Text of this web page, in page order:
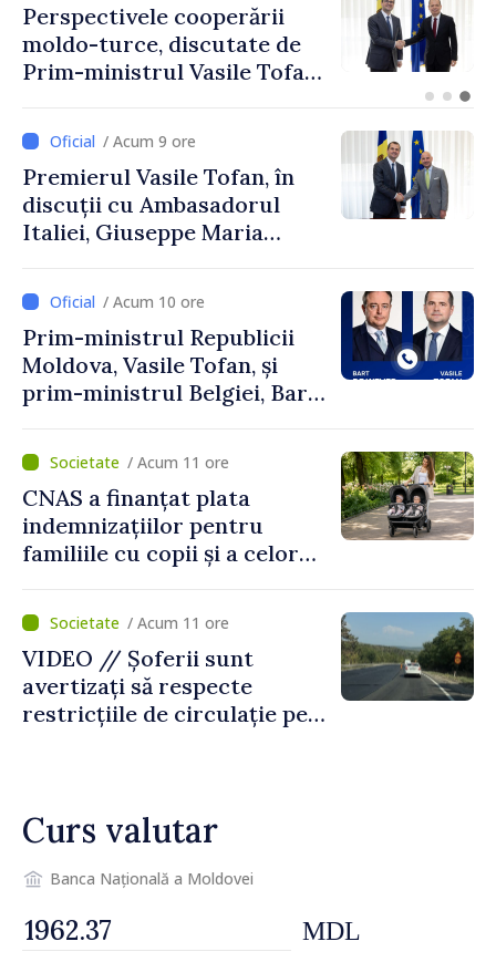
Forumul Diasporei //
Republica Moldova,
promovată în Elveția prin
/ Acum 9 ore
Premierul Vasile Tofan, în
discuții cu Ambasadorul
Italiei, Giuseppe Maria
/ Acum 10 ore
Prim-ministrul Republicii
Moldova, Vasile Tofan, și
prim-ministrul Belgiei, Bart
despre parcursul european
al Republicii Moldova.
/ Acum 11 ore
CNAS a finanțat plata
indemnizațiilor pentru
familiile cu copii și a celor
temporară de muncă
/ Acum 11 ore
VIDEO // Șoferii sunt
avertizați să respecte
restricțiile de circulație pe
Curs valutar
Banca Națională a Moldovei
MDL